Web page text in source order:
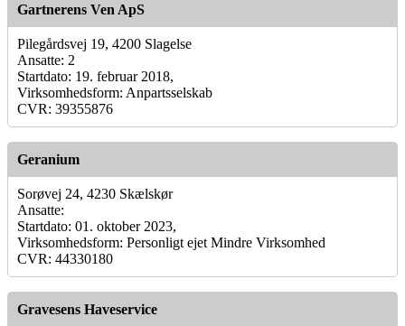
Gartnerens Ven ApS
Pilegårdsvej 19, 4200 Slagelse
Ansatte: 2
Startdato: 19. februar 2018,
Virksomhedsform: Anpartsselskab
CVR: 39355876
Geranium
Sorøvej 24, 4230 Skælskør
Ansatte:
Startdato: 01. oktober 2023,
Virksomhedsform: Personligt ejet Mindre Virksomhed
CVR: 44330180
Gravesens Haveservice